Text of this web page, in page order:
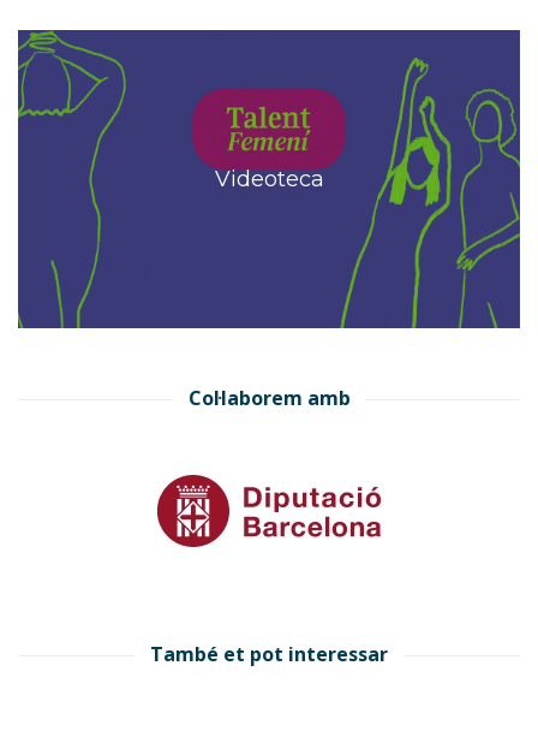
Videoteca
Col·laborem amb
També et pot interessar